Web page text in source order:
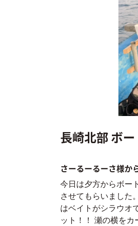
長崎北部 ボ
さーるーるーさ様か
今日は夕方からボー
させてもらいました
はベイトがシラウオ
ット！！ 瀬の横を